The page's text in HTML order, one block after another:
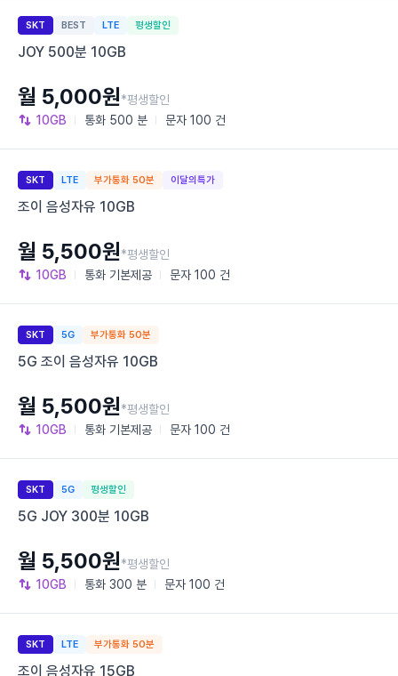
SKT BEST LTE 평생할인
JOY 500분 10GB
10GB 통화 500 분 문자 100 건
월 5,000원*평생할인
SKT LTE 부가통화 50분 이달의특가
조이 음성자유 10GB
10GB 통화 기본제공 문자 100 건
월 5,500원*평생할인
SKT 5G 부가통화 50분
5G 조이 음성자유 10GB
10GB 통화 기본제공 문자 100 건
월 5,500원*평생할인
SKT 5G 평생할인
5G JOY 300분 10GB
10GB 통화 300 분 문자 100 건
월 5,500원*평생할인
SKT LTE 부가통화 50분
조이 음성자유 15GB